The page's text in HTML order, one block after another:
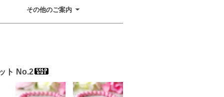
その他のご案内
ト No.2